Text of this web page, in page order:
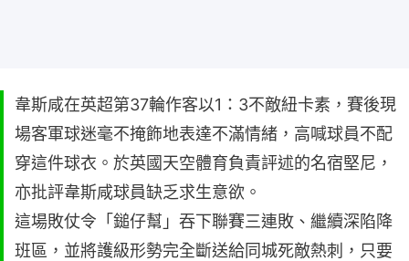
韋斯咸在英超第37輪作客以1：3不敵紐卡素，賽後現
場客軍球迷毫不掩飾地表達不滿情緒，高喊球員不配
穿這件球衣。於英國天空體育負責評述的名宿堅尼，
亦批評韋斯咸球員缺乏求生意欲。
這場敗仗令「鎚仔幫」吞下聯賽三連敗、繼續深陷降
班區，並將護級形勢完全斷送給同城死敵熱刺，只要